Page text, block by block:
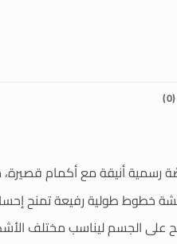
رسمية أنيقة مع أكمام
خطوط طولية رفيعة تمنح
الجسم ليناسب مختلف